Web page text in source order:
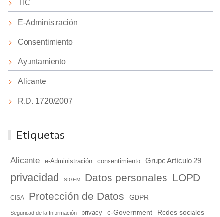
TIC
E-Administración
Consentimiento
Ayuntamiento
Alicante
R.D. 1720/2007
Etiquetas
Alicante e-Administración consentimiento Grupo Artículo 29
privacidad SIGEM Datos personales LOPD
CISA Protección de Datos GDPR
Seguridad de la Información privacy e-Government
Redes sociales